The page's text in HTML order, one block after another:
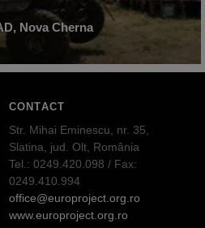
Nova Cherna
CONTACT
Str. Mihai Eminescu, nr. 35,
Slatina, jud. Olt, România
Tel.: 0249.420.098 / Fax:
0249.410.994
office@europroject.org.ro
www.europroject.org.ro